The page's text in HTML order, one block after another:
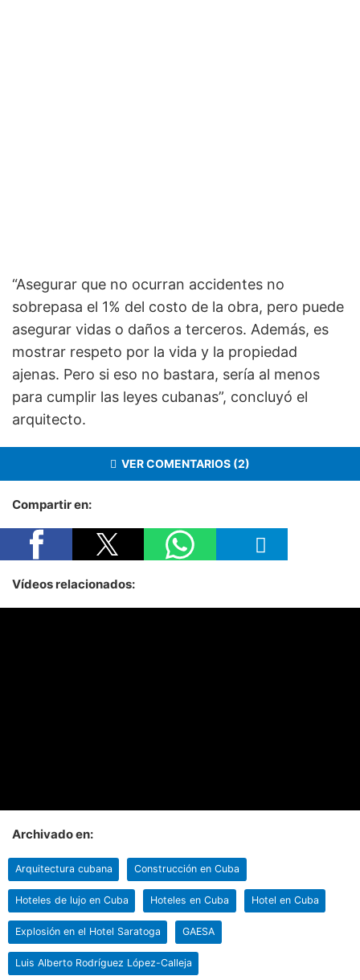
“Asegurar que no ocurran accidentes no
sobrepasa el 1% del costo de la obra, pero puede
asegurar vidas o daños a terceros. Además, es
mostrar respeto por la vida y la propiedad
ajenas. Pero si eso no bastara, sería al menos
para cumplir las leyes cubanas”, concluyó el
arquitecto.
VER COMENTARIOS (2)
Compartir en:
Vídeos relacionados:
Archivado en:
Arquitectura cubana Construcción en Cuba
Hoteles de lujo en Cuba Hoteles en Cuba Hotel en Cuba
Explosión en el Hotel Saratoga GAESA
Luis Alberto Rodríguez López-Calleja